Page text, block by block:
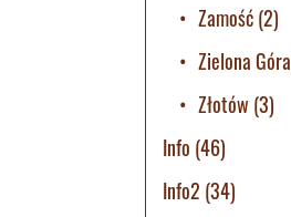
Zamość(2)
Zielona Góra
Złotów (3)
Info (46)
Info2 (34)